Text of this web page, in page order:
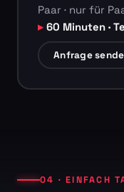
Paar · nur für
60 Minuten ·
Anfrage
04 · EINFACH